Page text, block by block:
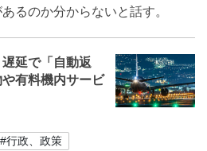
るのか分からないと話す。
延で「自動返
有料機内サービ
#行政、政策